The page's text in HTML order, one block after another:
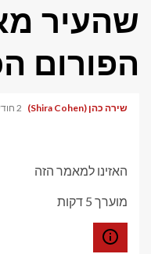
שהעיר
הפורום
שירה כהן (Shira Cohen) 2 חודשים ago
האזינו למאמר הזה
מוערך 5 דקות